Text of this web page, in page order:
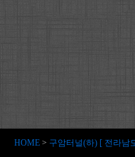
HOME > 구암터널(하) [ 전라남